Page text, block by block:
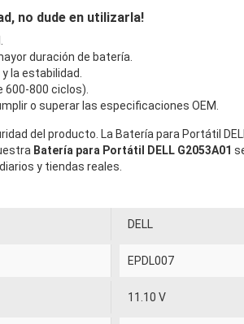
no dude en utilizarla!
duración de batería.
la estabilidad.
600-800 ciclos).
o superar las especificaciones OEM.
del producto. La Batería para Portátil
Batería para Portátil DELL G2053A01
y tiendas reales.
DELL
EPDL007
11.10 V